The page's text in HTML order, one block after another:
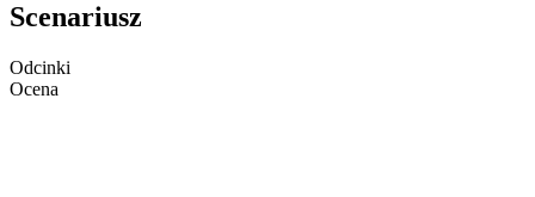
Scenariusz
Odcinki
Ocena